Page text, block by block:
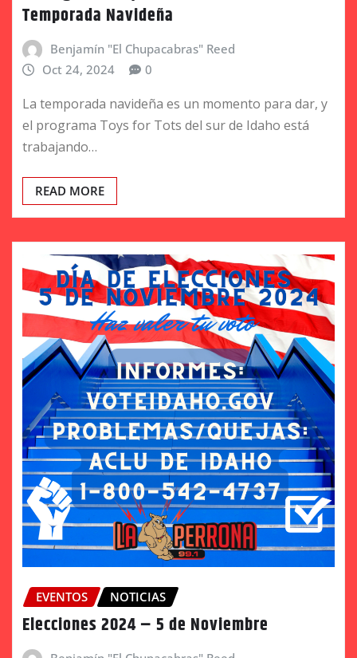
Temporada Navideña
Benjamín "El Chupacabras" Reed
Oct 24, 2024
0
La temporada navideña es un momento para dar, y
el programa Toys for Tots del sur de Idaho está
trabajando…
READ MORE
EVENTOS NOTICIAS
Elecciones 2024 – 5 de Noviembre